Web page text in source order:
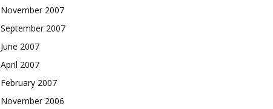
November 2007
September 2007
June 2007
April 2007
February 2007
November 2006